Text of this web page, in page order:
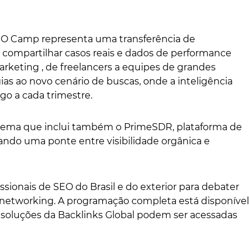
Camp representa uma transferência de
casos reais e dados de performance
, de freelancers a equipes de grandes
ao novo cenário de buscas, onde a inteligência
a cada trimestre.
que inclui também o PrimeSDR, plataforma de
uma ponte entre visibilidade orgânica e
de SEO do Brasil e do exterior para debater
A programação completa está disponível
da Backlinks Global podem ser acessadas